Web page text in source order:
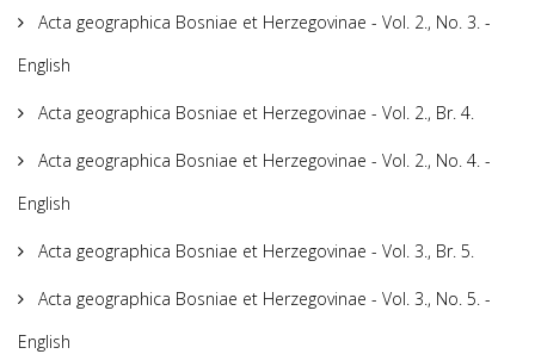
Acta geographica Bosniae et Herzegovinae - Vol. 2., No. 3. -
English
Acta geographica Bosniae et Herzegovinae - Vol. 2., Br. 4.
Acta geographica Bosniae et Herzegovinae - Vol. 2., No. 4. -
English
Acta geographica Bosniae et Herzegovinae - Vol. 3., Br. 5.
Acta geographica Bosniae et Herzegovinae - Vol. 3., No. 5. -
English